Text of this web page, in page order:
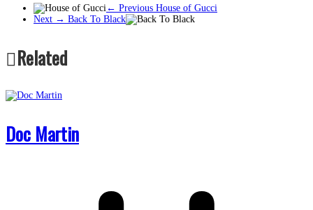
← Previous House of Gucci
Next → Back To Black
Related
Doc Martin